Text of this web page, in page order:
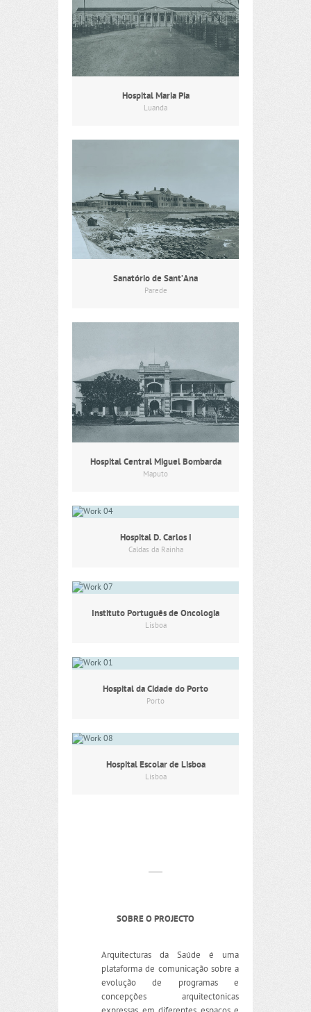
Hospital Maria Pia
Luanda
Sanatório de Sant’Ana
Parede
Hospital Central Miguel Bombarda
Maputo
Hospital D. Carlos I
Caldas da Rainha
Instituto Português de Oncologia
Lisboa
Hospital da Cidade do Porto
Porto
Hospital Escolar de Lisboa
Lisboa
SOBRE O PROJECTO
Arquitecturas da Saúde é uma
plataforma de comunicação sobre a
evolução de programas e
concepções arquitectónicas